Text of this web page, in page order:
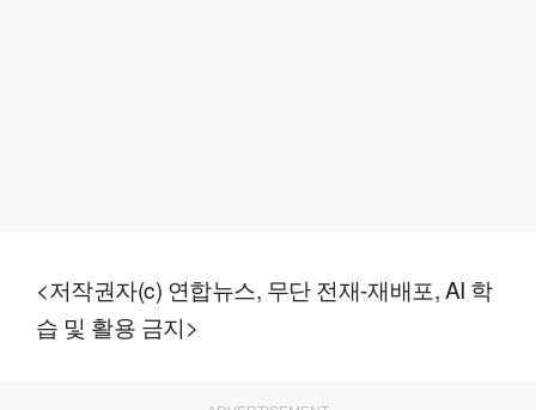
<저작권자(c) 연합뉴스, 무단 전재-재배포, AI 학
습 및 활용 금지>